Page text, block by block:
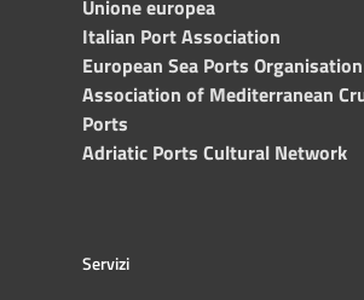
Unione europea
Italian Port Association
European Sea Ports Organisation
Association of Mediterranean
Ports
Adriatic Ports Cultural Network
Servizi